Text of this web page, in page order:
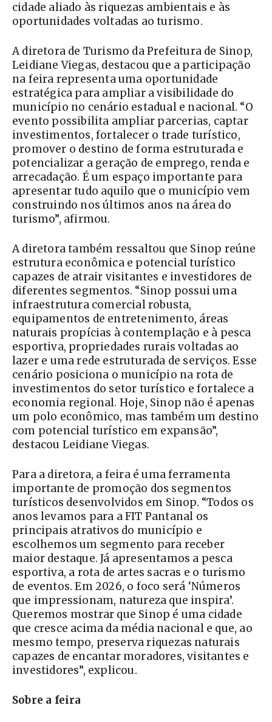
cidade aliado às riquezas ambientais e às
oportunidades voltadas ao turismo.
A diretora de Turismo da Prefeitura de Sinop,
Leidiane Viegas, destacou que a participação
na feira representa uma oportunidade
estratégica para ampliar a visibilidade do
município no cenário estadual e nacional. “O
evento possibilita ampliar parcerias, captar
investimentos, fortalecer o trade turístico,
promover o destino de forma estruturada e
potencializar a geração de emprego, renda e
arrecadação. É um espaço importante para
apresentar tudo aquilo que o município vem
construindo nos últimos anos na área do
turismo”, afirmou.
A diretora também ressaltou que Sinop reúne
estrutura econômica e potencial turístico
capazes de atrair visitantes e investidores de
diferentes segmentos. “Sinop possui uma
infraestrutura comercial robusta,
equipamentos de entretenimento, áreas
naturais propícias à contemplação e à pesca
esportiva, propriedades rurais voltadas ao
lazer e uma rede estruturada de serviços. Esse
cenário posiciona o município na rota de
investimentos do setor turístico e fortalece a
economia regional. Hoje, Sinop não é apenas
um polo econômico, mas também um destino
com potencial turístico em expansão”,
destacou Leidiane Viegas.
Para a diretora, a feira é uma ferramenta
importante de promoção dos segmentos
turísticos desenvolvidos em Sinop. “Todos os
anos levamos para a FIT Pantanal os
principais atrativos do município e
escolhemos um segmento para receber
maior destaque. Já apresentamos a pesca
esportiva, a rota de artes sacras e o turismo
de eventos. Em 2026, o foco será ‘Números
que impressionam, natureza que inspira’.
Queremos mostrar que Sinop é uma cidade
que cresce acima da média nacional e que, ao
mesmo tempo, preserva riquezas naturais
capazes de encantar moradores, visitantes e
investidores”, explicou.
Sobre a feira